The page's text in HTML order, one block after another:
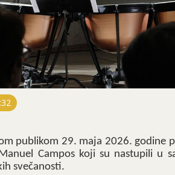
publikom 29. maja 2026. godine
Campos koji su nastupili u
svečanosti.